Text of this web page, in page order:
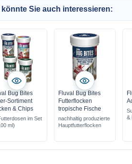
könnte Sie auch interessieren:
Bug Bites
Sortiment
& Chips
im Set
ml)
Fluval Bug Bites
Futterflocken
tropische Fische
nachhaltig produzierte
Hauptfutterflocken
&